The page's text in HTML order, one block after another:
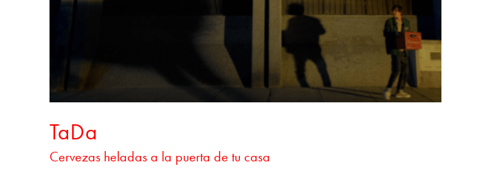
TaDa
Cervezas heladas a la puerta de tu casa